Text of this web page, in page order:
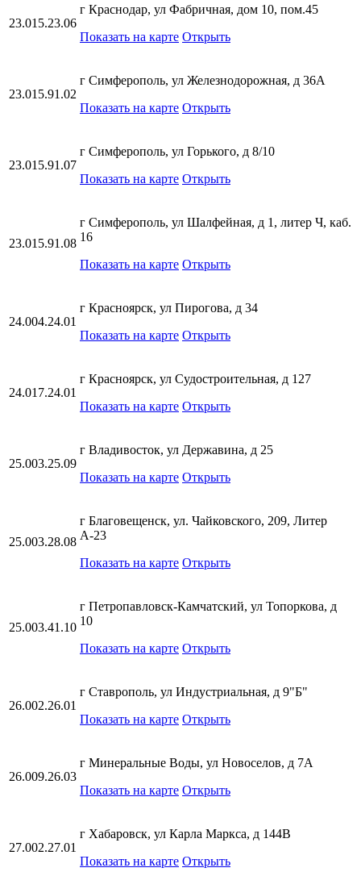
23.015.23.06
г Краснодар, ул Фабричная, дом 10, пом.45
Показать на карте Открыть
23.015.91.02
г Симферополь, ул Железнодорожная, д 36А
Показать на карте Открыть
23.015.91.07
г Симферополь, ул Горького, д 8/10
Показать на карте Открыть
23.015.91.08
г Симферополь, ул Шалфейная, д 1, литер Ч, каб.
16
Показать на карте Открыть
24.004.24.01
г Красноярск, ул Пирогова, д 34
Показать на карте Открыть
24.017.24.01
г Красноярск, ул Судостроительная, д 127
Показать на карте Открыть
25.003.25.09
г Владивосток, ул Державина, д 25
Показать на карте Открыть
25.003.28.08
г Благовещенск, ул. Чайковского, 209, Литер
А-23
Показать на карте Открыть
25.003.41.10
г Петропавловск-Камчатский, ул Топоркова, д
10
Показать на карте Открыть
26.002.26.01
г Ставрополь, ул Индустриальная, д 9"Б"
Показать на карте Открыть
26.009.26.03
г Минеральные Воды, ул Новоселов, д 7А
Показать на карте Открыть
27.002.27.01
г Хабаровск, ул Карла Маркса, д 144В
Показать на карте Открыть